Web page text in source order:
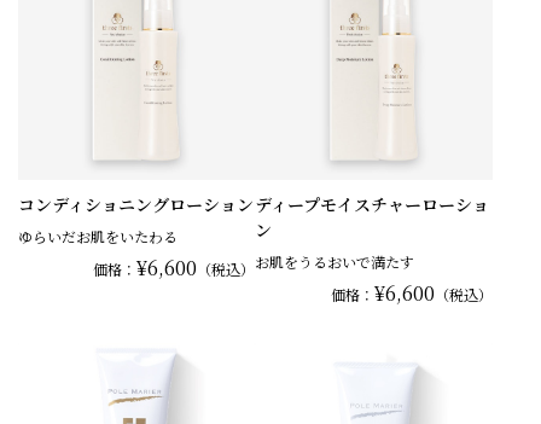
コンディショニングローション
ゆらいだお肌をいたわる
価格：¥6,600 （税込）
ディープモイスチャーローショ
ン
お肌をうるおいで満たす
価格： ¥6,600 （税込）